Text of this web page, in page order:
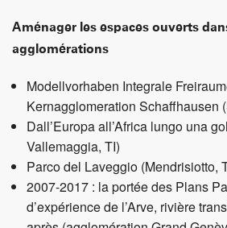
Aménager les espaces ouverts
agglomérations
Modellvorhaben Integrale
Kernagglomeration Schaffhausen
Dall’Europa all’Africa lungo una
Vallemaggia, TI)
Parco del Laveggio (Mendrisiotto,
2007-2017 : la portée des Plans
d’expérience de l’Arve, rivière